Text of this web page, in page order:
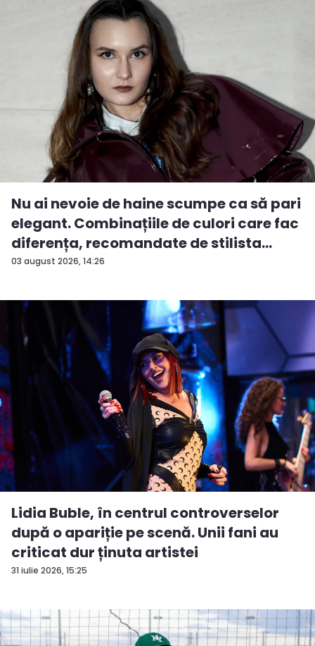
03 august 2026, 14:26
Nu ai nevoie de haine scumpe ca să pari
elegant. Combinațiile de culori care fac
diferența, recomandate de stilista
And...
31 iulie 2026, 15:25
Lidia Buble, în centrul controverselor
după o apariție pe scenă. Unii fani au
criticat dur ținuta artistei